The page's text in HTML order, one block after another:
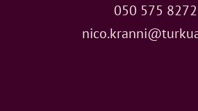
050 575 8272